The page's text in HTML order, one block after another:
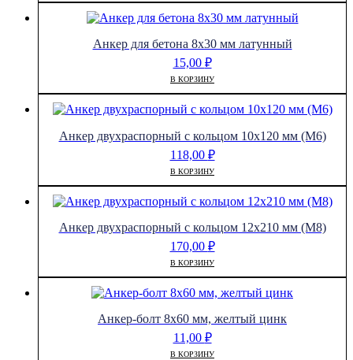
Анкер для бетона 8х30 мм латунный
15,00 ₽
В КОРЗИНУ
Анкер двухраспорный с кольцом 10х120 мм (М6)
118,00 ₽
В КОРЗИНУ
Анкер двухраспорный с кольцом 12х210 мм (М8)
170,00 ₽
В КОРЗИНУ
Анкер-болт 8х60 мм, желтый цинк
11,00 ₽
В КОРЗИНУ